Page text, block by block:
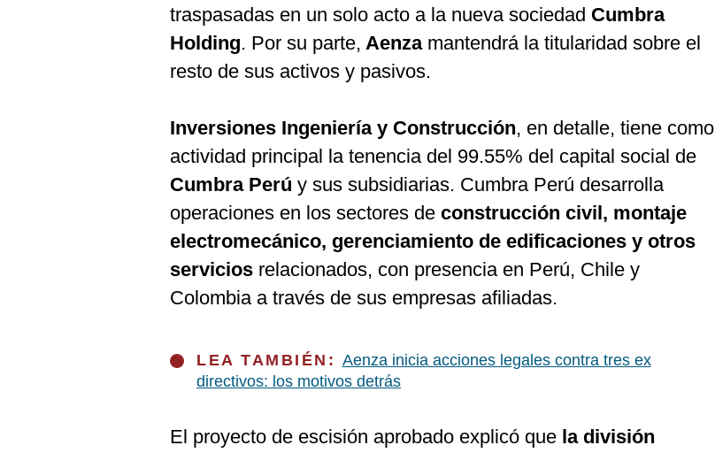
traspasadas en un solo acto a la nueva sociedad Cumbra
Holding. Por su parte, Aenza mantendrá la titularidad sobre el
resto de sus activos y pasivos.
Inversiones Ingeniería y Construcción, en detalle, tiene como
actividad principal la tenencia del 99.55% del capital social de
Cumbra Perú y sus subsidiarias. Cumbra Perú desarrolla
operaciones en los sectores de construcción civil, montaje
electromecánico, gerenciamiento de edificaciones y otros
servicios relacionados, con presencia en Perú, Chile y
Colombia a través de sus empresas afiliadas.
LEA TAMBIÉN: Aenza inicia acciones legales contra tres ex
directivos: los motivos detrás
El proyecto de escisión aprobado explicó que la división